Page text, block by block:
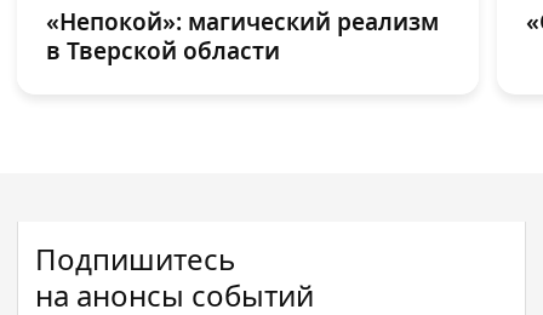
«Непокой»: магический реализм
в Тверской области
Подпишитесь
на анонсы событий